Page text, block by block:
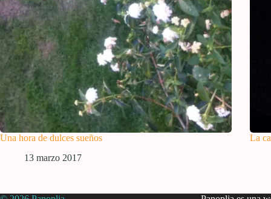
Una hora de dulces sueños
13 marzo 2017
La